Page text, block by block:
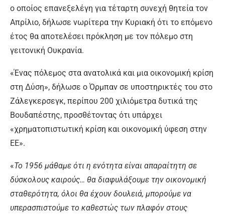
ο οποίος επανεξελέγη για τέταρτη συνεχή θητεία τον
Απρίλιο, δήλωσε νωρίτερα την Κυριακή ότι το επόμενο
έτος θα αποτελέσει πρόκληση με τον πόλεμο στη
γειτονική Ουκρανία.
«Ένας πόλεμος στα ανατολικά και μια οικονομική κρίση
στη Δύση», δήλωσε ο Όρμπαν σε υποστηρικτές του στο
Ζάλεγκερσεγκ, περίπου 200 χιλιόμετρα δυτικά της
Βουδαπέστης, προσθέτοντας ότι υπάρχει
«χρηματοπιστωτική κρίση και οικονομική ύφεση στην
ΕΕ».
«Το 1956 μάθαμε ότι η ενότητα είναι απαραίτητη σε
δύσκολους καιρούς… θα διαφυλάξουμε την οικονομική
σταθερότητα, όλοι θα έχουν δουλειά, μπορούμε να
υπερασπιστούμε το καθεστώς των πλαφόν στους